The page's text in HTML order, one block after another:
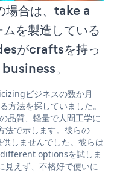
合は、take a
を製造している
がcraftsを持っ
。
ビジネスの数か月
法を探していました。
質、軽量で人間工学に
法で示します。彼らの
しませんでした。彼らは
optionsを試しま
見えず、不格好で使いに